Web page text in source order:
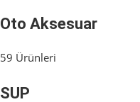
Oto Aksesuar
59 Ürünleri
SUP